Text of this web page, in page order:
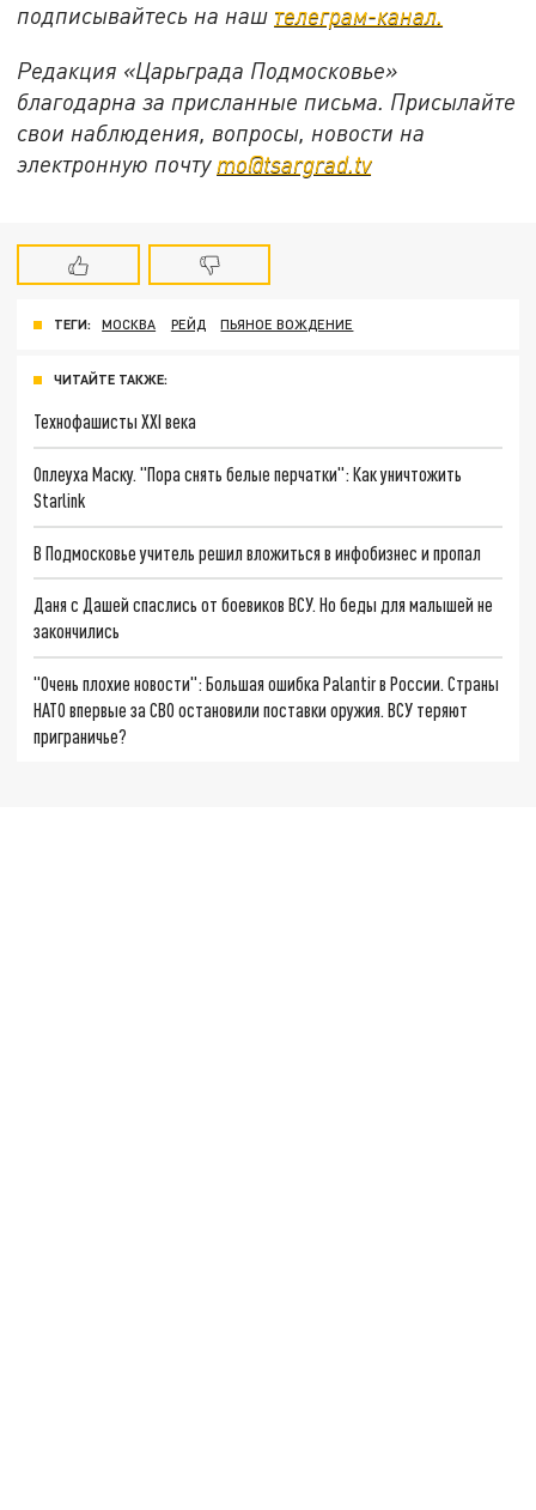
подписывайтесь на наш телеграм-канал.
Редакция «Царьграда Подмосковье»
благодарна за присланные письма. Присылайте
свои наблюдения, вопросы, новости на
электронную почту mo@tsargrad.tv
ТЕГИ: МОСКВА РЕЙД ПЬЯНОЕ ВОЖДЕНИЕ
ЧИТАЙТЕ ТАКЖЕ:
Технофашисты XXI века
Оплеуха Маску. "Пора снять белые перчатки": Как уничтожить
Starlink
В Подмосковье учитель решил вложиться в инфобизнес и пропал
Даня с Дашей спаслись от боевиков ВСУ. Но беды для малышей не
закончились
"Очень плохие новости": Большая ошибка Palantir в России. Страны
НАТО впервые за СВО остановили поставки оружия. ВСУ теряют
приграничье?